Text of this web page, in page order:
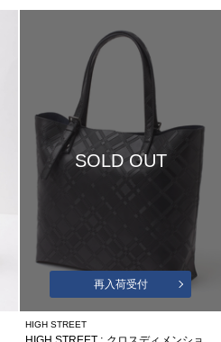
SOLD OUT
再入荷受付
HIGH STREET